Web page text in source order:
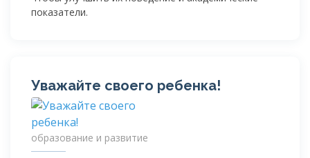
показатели.
Уважайте своего ребенка!
образование и развитие